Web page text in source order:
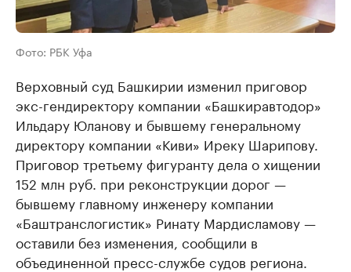
Фото: РБК Уфа
Верховный суд Башкирии изменил приговор
экс-гендиректору компании «Башкиравтодор»
Ильдару Юланову и бывшему генеральному
директору компании «Киви» Иреку Шарипову.
Приговор третьему фигуранту дела о хищении
152 млн руб. при реконструкции дорог —
бывшему главному инженеру компании
«Баштранслогистик» Ринату Мардисламову —
оставили без изменения, сообщили в
объединенной пресс-службе судов региона.